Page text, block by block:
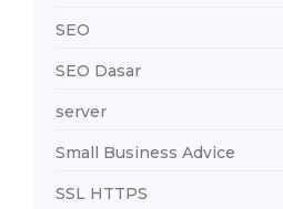
SEO
SEO Dasar
server
Small Business Advice
SSL HTTPS